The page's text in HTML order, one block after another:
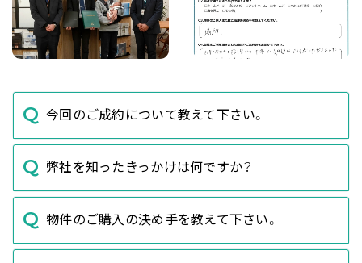
今回のご成約について教えて下さい。
弊社を知ったきっかけは何ですか？
物件のご購入の決め手を教えて下さい。